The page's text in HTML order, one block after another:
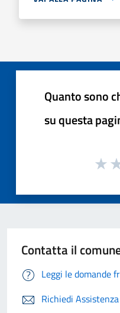
Quanto sono
su questa
Contatta il
Leggi le domande
Richiedi Assistenza